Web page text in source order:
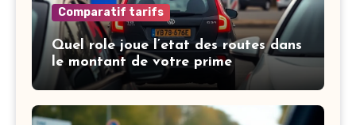
Comparatif tarifs
Quel role joue l’etat des routes dans
le montant de votre prime